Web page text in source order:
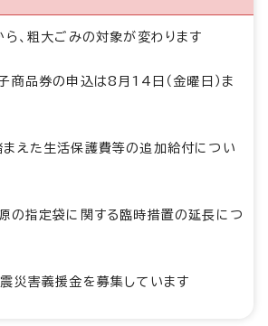
、粗大ごみの対象が変わります
商品券の申込は8月14日（金曜日）ま
えた生活保護費等の追加給付につい
の指定袋に関する臨時措置の延長につ
災害義援金を募集しています